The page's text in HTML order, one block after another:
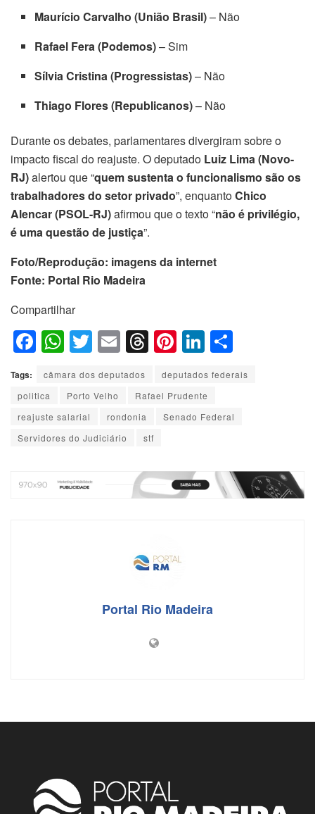
Maurício Carvalho (União Brasil)– Não
Rafael Fera (Podemos)– Sim
Sílvia Cristina (Progressistas)– Não
Thiago Flores (Republicanos)– Não
Durante os debates, parlamentares divergiram sobre o
impacto fiscal do reajuste. O deputado Luiz Lima (Novo-
RJ)alertou que “quem sustenta o funcionalismo são os
trabalhadores do setor privado”, enquantoChico
Alencar (PSOL-RJ)afirmou que o texto “não é privilégio,
é uma questão de justiça”.
Foto/Reprodução: imagens da internet
Fonte: Portal Rio Madeira
Compartilhar
F
a
c
e
b
o
W
h
at
s
A
p
T
wi
tt
er
E
m
ail
T
hr
e
a
d
Pi
nt
er
e
Li
n
k
e
h
ar
e
Tags: câmara dos deputados
deputados federais
politica
Porto Velho
Rafael Prudente
reajuste salarial
rondonia
Senado Federal
Servidores do Judiciário
stf
Portal Rio Madeira